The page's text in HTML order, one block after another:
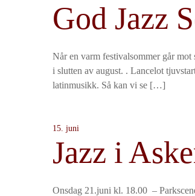
God Jazz
Når en varm festivalsommer går mot
i slutten av august. . Lancelot
latinmusikk. Så kan vi se […]
15. juni
Jazz i
Onsdag 21.juni kl. 18.00 –